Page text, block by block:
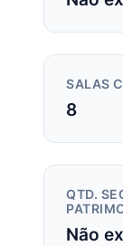
SALAS
8
QTD.
Não